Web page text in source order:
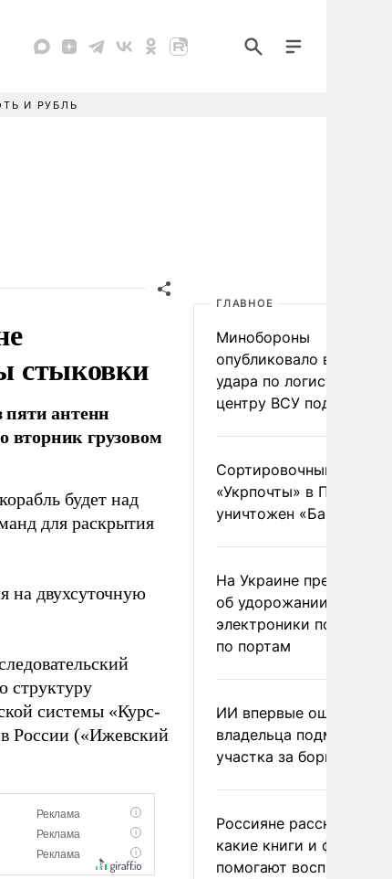
И РУБЛЬ
стыковки
антенн
вторник грузовом
будет над
для раскрытия
на двухсуточную
структуру
системы «Курс-
России («Ижевский
ГЛАВНОЕ
Минобороны
опубликовало видео
удара по
центру ВСУ под Киевом
Сортировочный пункт
«Укрпочты» в
уничтожен
На Украине
об удорожании
электроники после
по портам
ИИ впервые
владельца
участка за борщевик
Россияне рассказали,
какие книги и фильмы
помогают воспитывать